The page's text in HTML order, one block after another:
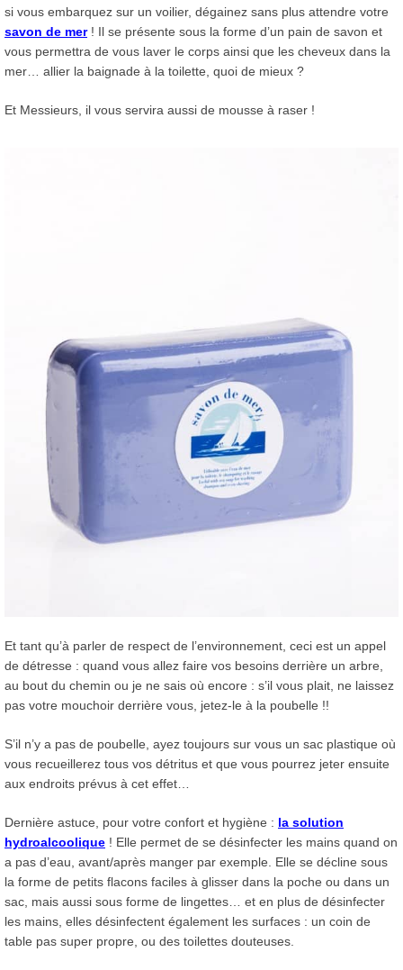
si vous embarquez sur un voilier, dégainez sans plus attendre votre
savon de mer! Il se présente sous la forme d’un pain de savon et
vous permettra de vous laver le corps ainsi que les cheveux dans la
mer… allier la baignade à la toilette, quoi de mieux ?
Et Messieurs, il vous servira aussi de mousse à raser !
Et tant qu’à parler de respect de l’environnement, ceci est un appel
de détresse : quand vous allez faire vos besoins derrière un arbre,
au bout du chemin ou je ne sais où encore : s’il vous plait, ne laissez
pas votre mouchoir derrière vous, jetez-le à la poubelle !!
S’il n’y a pas de poubelle, ayez toujours sur vous un sac plastique où
vous recueillerez tous vos détritus et que vous pourrez jeter ensuite
aux endroits prévus à cet effet…
Dernière astuce, pour votre confort et hygiène : la solution
hydroalcoolique ! Elle permet de se désinfecter les mains quand on
a pas d’eau, avant/après manger par exemple. Elle se décline sous
la forme de petits flacons faciles à glisser dans la poche ou dans un
sac, mais aussi sous forme de lingettes… et en plus de désinfecter
les mains, elles désinfectent également les surfaces : un coin de
table pas super propre, ou des toilettes douteuses.